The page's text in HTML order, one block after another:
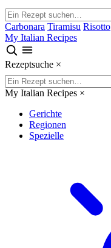
Carbonara Tiramisu Risotto
My Italian Recipes
Rezeptsuche ×
My Italian Recipes ×
Gerichte
Regionen
Spezielle